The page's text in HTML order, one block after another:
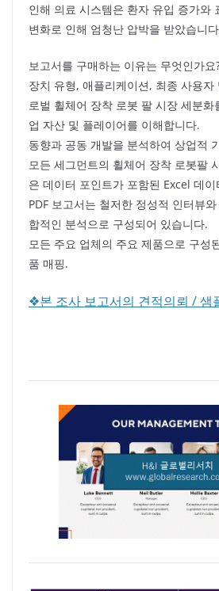
인해 의료 시스템은 환자 유입 증가와
변화로 인해 엄청난 압박을 받았습니
보고서를 구매하는 이유는 무엇인가요
장치 유형, 애플리케이션, 최종 사용
로벌 휠체어 장착 로봇 팔 시장 세분
업 자산 및 플레이어를 이해합니다.
동향과 공동 개발을 분석하여 상업적
모든 세그먼트의 휠체어 장착 로봇팔
은 데이터 포인트가 포함된 Excel 데이
PDF 보고서는 철저한 정성적 인터뷰
합적인 분석으로 구성되어 있습니다.
모든 주요 업체의 주요 제품으로 구성
품 매핑.
❖본 조사 보고서의 견적의뢰 /